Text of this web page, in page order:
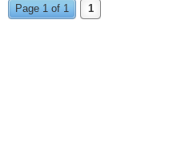
Page 1 of 1 1